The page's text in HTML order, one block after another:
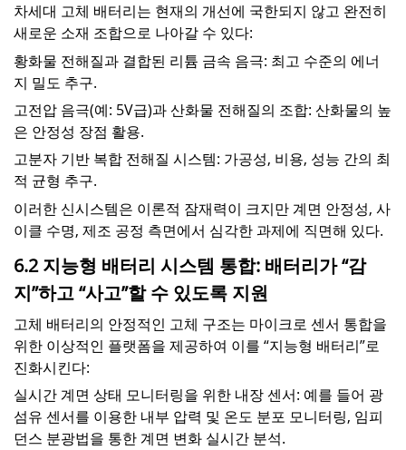
차세대 고체 배터리는 현재의 개선에 국한되지 않고 완전히
새로운 소재 조합으로 나아갈 수 있다:
황화물 전해질과 결합된 리튬 금속 음극: 최고 수준의 에너
지 밀도 추구.
고전압 음극(예: 5V급)과 산화물 전해질의 조합: 산화물의 높
은 안정성 장점 활용.
고분자 기반 복합 전해질 시스템: 가공성, 비용, 성능 간의 최
적 균형 추구.
이러한 신시스템은 이론적 잠재력이 크지만 계면 안정성, 사
이클 수명, 제조 공정 측면에서 심각한 과제에 직면해 있다.
6.2 지능형 배터리 시스템 통합: 배터리가 “감
지”하고 “사고”할 수 있도록 지원
고체 배터리의 안정적인 고체 구조는 마이크로 센서 통합을
위한 이상적인 플랫폼을 제공하여 이를 “지능형 배터리”로
진화시킨다:
실시간 계면 상태 모니터링을 위한 내장 센서: 예를 들어 광
섬유 센서를 이용한 내부 압력 및 온도 분포 모니터링, 임피
던스 분광법을 통한 계면 변화 실시간 분석.